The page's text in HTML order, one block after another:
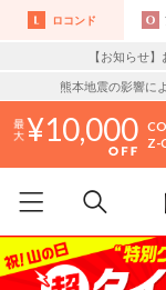
ロコンド
【お知らせ
熊本地震の影響に
10,000
Z-